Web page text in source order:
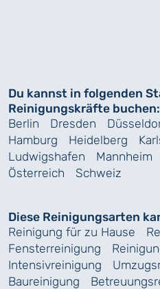
Du kannst in folgenden
Reinigungskräfte buchen:
Berlin
Dresden
Hamburg
Heidelberg
Ludwigshafen
Mannheim
Österreich
Schweiz
Diese Reinigungsarten
Reinigung für zu Hause
Fensterreinigung
Intensivreinigung
Baureinigung